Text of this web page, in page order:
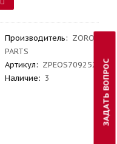
Производитель: ZORO
PARTS
Артикул: ZPEOS709252
Наличие: 3 ЗАДАТЬ ВОПРОС